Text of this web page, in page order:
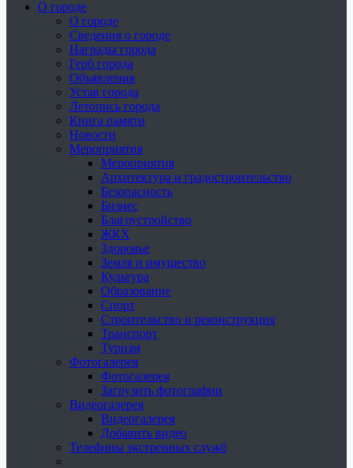
О городе
О городе
Сведения о городе
Награды города
Герб города
Объявления
Устав города
Летопись города
Книга памяти
Новости
Мероприятия
Мероприятия
Архитектура и градостроительство
Безопасность
Бизнес
Благоустройство
ЖКХ
Здоровье
Земля и имущество
Культура
Образование
Спорт
Строительство и реконструкция
Транспорт
Туризм
Фотогалерея
Фотогалерея
Загрузить фотографии
Видеогалерея
Видеогалерея
Добавить видео
Телефоны экстренных служб